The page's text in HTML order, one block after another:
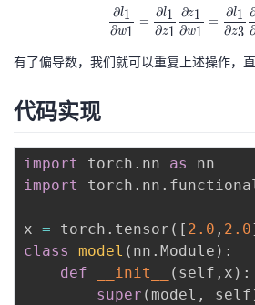
∂w1
∂l1 =
∂z1
∂l1
∂w1
∂z1 =
∂z3
∂l1
∂
∂
有了偏导数，我们就可以重复上述操作，
代码实现
import torch . nn as
import
torch . nn .
x = torch . tensor ( [ 2.0 , 2.0
class
model ( nn . Module ) :
def
__init__ ( self , x ) :
super ( model , self